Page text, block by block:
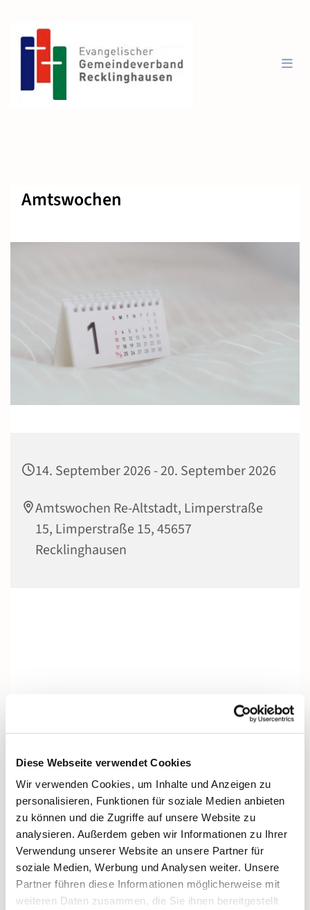
Diese Webseite verwendet Cookies
Wir verwenden Cookies, um Inhalte und Anzeigen zu
personalisieren, Funktionen für soziale Medien anbieten
zu können und die Zugriffe auf unsere Website zu
analysieren. Außerdem geben wir Informationen zu Ihrer
Verwendung unserer Website an unsere Partner für
soziale Medien, Werbung und Analysen weiter. Unsere
Partner führen diese Informationen möglicherweise mit
weiteren Daten zusammen, die Sie ihnen bereitgestellt
Amtswochen
14. September 2026 - 20. September 2026
Amtswochen Re-Altstadt, Limperstraße
15, Limperstraße 15, 45657
Recklinghausen
Dies könnte Sie auch interessieren